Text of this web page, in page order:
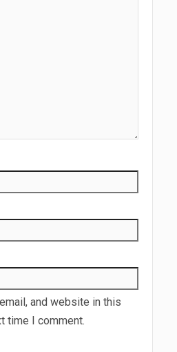
and website in this
time I comment.